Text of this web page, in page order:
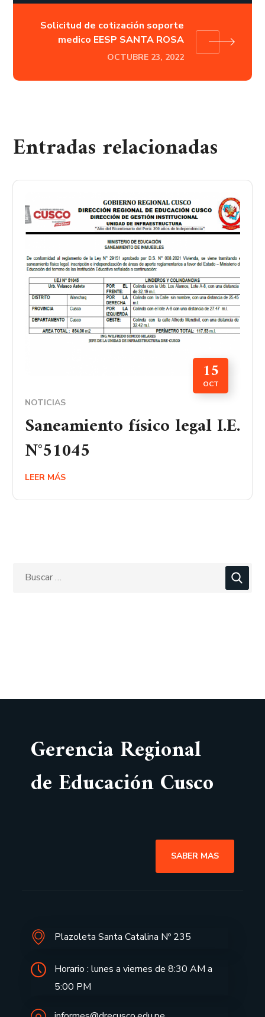
Solicitud de cotización soporte
medico EESP SANTA ROSA
OCTUBRE 23, 2022
Entradas relacionadas
15
OCT
NOTICIAS
Saneamiento físico legal I.E.
N°51045
LEER MÁS
Gerencia Regional
de Educación Cusco
SABER MAS
Plazoleta Santa Catalina Nº 235
Horario : lunes a viernes de 8:30 AM a
5:00 PM